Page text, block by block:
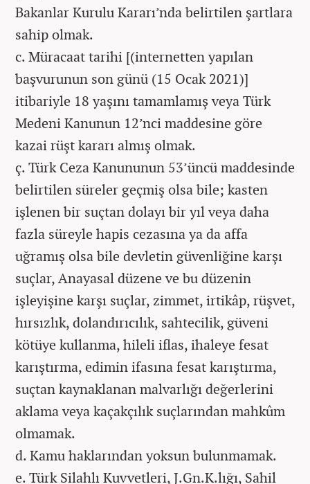
Bakanlar Kurulu Kararı’nda belirtilen şartlara
sahip olmak.
c. Müracaat tarihi [(internetten yapılan
başvurunun son günü (15 Ocak 2021)]
itibariyle 18 yaşını tamamlamış veya Türk
Medeni Kanunun 12’nci maddesine göre
kazai rüşt kararı almış olmak.
ç. Türk Ceza Kanununun 53’üncü maddesinde
belirtilen süreler geçmiş olsa bile; kasten
işlenen bir suçtan dolayı bir yıl veya daha
fazla süreyle hapis cezasına ya da affa
uğramış olsa bile devletin güvenliğine karşı
suçlar, Anayasal düzene ve bu düzenin
işleyişine karşı suçlar, zimmet, irtikâp, rüşvet,
hırsızlık, dolandırıcılık, sahtecilik, güveni
kötüye kullanma, hileli iflas, ihaleye fesat
karıştırma, edimin ifasına fesat karıştırma,
suçtan kaynaklanan malvarlığı değerlerini
aklama veya kaçakçılık suçlarından mahkûm
olmamak.
d. Kamu haklarından yoksun bulunmamak.
e. Türk Silahlı Kuvvetleri, J.Gn.K.lığı, Sahil